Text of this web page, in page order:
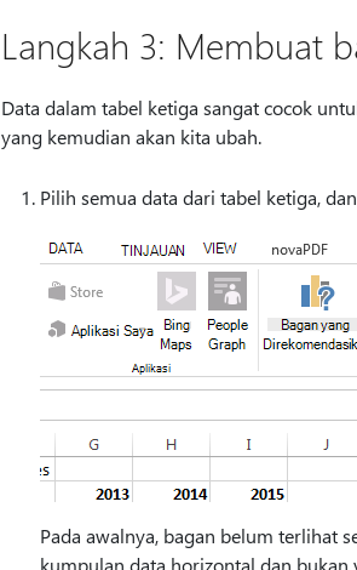
Langkah 3: Membuat
Data dalam tabel ketiga sangat cocok
yang kemudian akan kita ubah.
Pilih semua data dari tabel ketiga,
Pada awalnya, bagan belum terlihat
kumpulan data horizontal dan bukan